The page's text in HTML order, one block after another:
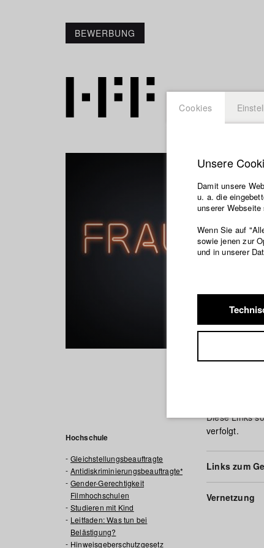
BEWERBUNG
Hochschule
Gleichstellungsbeauftragte
Antidiskriminierungsbeauftragte*r
Gender-Gerechtigkeit
Filmhochschulen
Studieren mit Kind
Leitfaden: Was tun bei
Belästigung?
Hinweisgeberschutzgesetz
Diese Links
verfolgt.
Links zum
Vernetzung
Cookies
Unsere
Damit unsere
u. a. die
unserer
Wenn Sie auf
sowie jenen zur
und in unserer